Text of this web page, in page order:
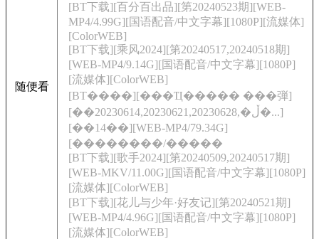
随便看
[BT下载][百分百出品][第20240523期][WEB-
MP4/4.99G][国语配音/中文字幕][1080P][流媒体]
[ColorWEB]
[BT下载][乘风2024][第20240517,20240518期]
[WEB-MP4/9.14G][国语配音/中文字幕][1080P]
[流媒体][ColorWEB]
[BT����][���Ҵ����� ���弾]
[��20230614,20230621,20230628,�ڵ�...]
[��14��][WEB-MP4/79.34G]
[��������/�����
[BT下载][歌手2024][第20240509,20240517期]
[WEB-MKV/11.00G][国语配音/中文字幕][1080P]
[流媒体][ColorWEB]
[BT下载][花儿与少年·好友记][第20240521期]
[WEB-MP4/4.96G][国语配音/中文字幕][1080P]
[流媒体][ColorWEB]